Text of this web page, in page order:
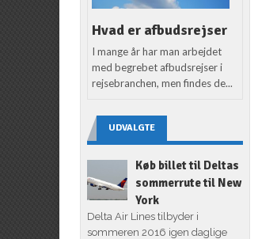
Hvad er afbudsrejser
I mange år har man arbejdet
med begrebet afbudsrejser i
rejsebranchen, men findes de...
UDVALGTE
Køb billet til Deltas
sommerrute til New
York
Delta Air Lines tilbyder i
sommeren 2016 igen daglige